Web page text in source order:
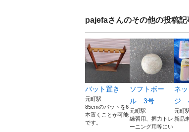
pajefaさんのその他の投稿記
バット置き
元町駅
85cmのバットを6
本置くことが可能
です。
ソフトボー
ル 3号
元町駅
練習用、握力トレ
ーニング用等にい
ネ
ジ
元町
新品